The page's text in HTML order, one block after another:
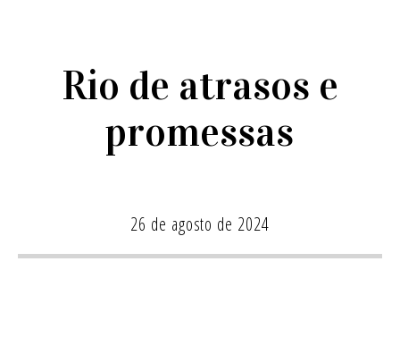
Rio de atrasos e
promessas
26 de agosto de 2024